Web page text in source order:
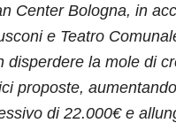
Center Bologna, in
e Teatro
la mole di
proposte,
di 22.000€ e